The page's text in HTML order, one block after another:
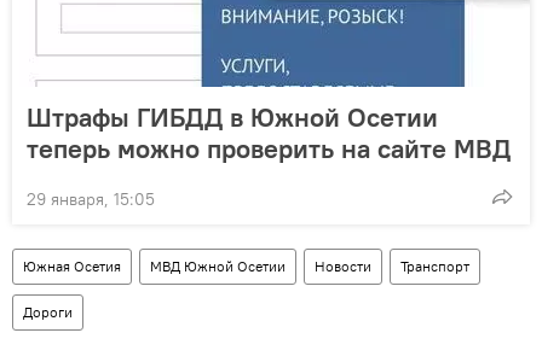
Штрафы ГИБДД в Южной Осетии
теперь можно проверить на сайте МВД
29 января, 15:05
Южная Осетия МВД Южной Осетии Новости Транспорт
Дороги